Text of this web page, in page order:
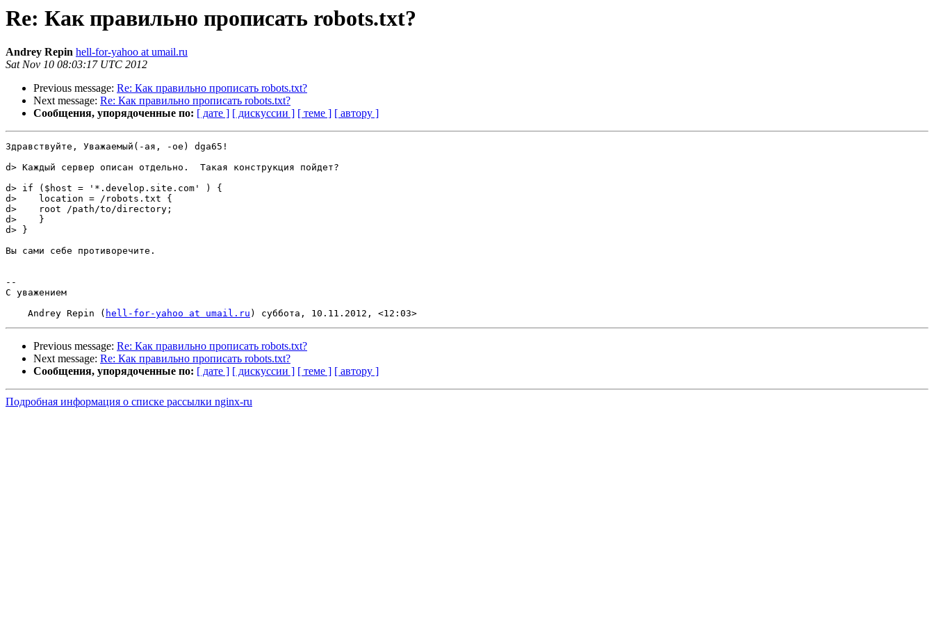
Re: Как правильно прописать robots.txt?
Andrey Repin hell-for-yahoo at umail.ru
Sat Nov 10 08:03:17 UTC 2012
Previous message: Re: Как правильно прописать robots.txt?
Next message: Re: Как правильно прописать robots.txt?
Сообщения, упорядоченные по: [ дате ] [ дискуссии ] [ теме ] [ автору ]
Здравствуйте, Уважаемый(-ая, -ое) dga65!
d> Каждый сервер описан отдельно.  Такая конструкция пойдет?
d> if ($host = '*.develop.site.com' ) {
d>    location = /robots.txt {
d>    root /path/to/directory;
d>    }
d> }
Вы сами себе противоречите.
--
С уважением
    Andrey Repin (
hell-for-yahoo at umail.ru
Previous message: Re: Как правильно прописать robots.txt?
Next message: Re: Как правильно прописать robots.txt?
Сообщения, упорядоченные по: [ дате ] [ дискуссии ] [ теме ] [ автору ]
Подробная информация о списке рассылки nginx-ru